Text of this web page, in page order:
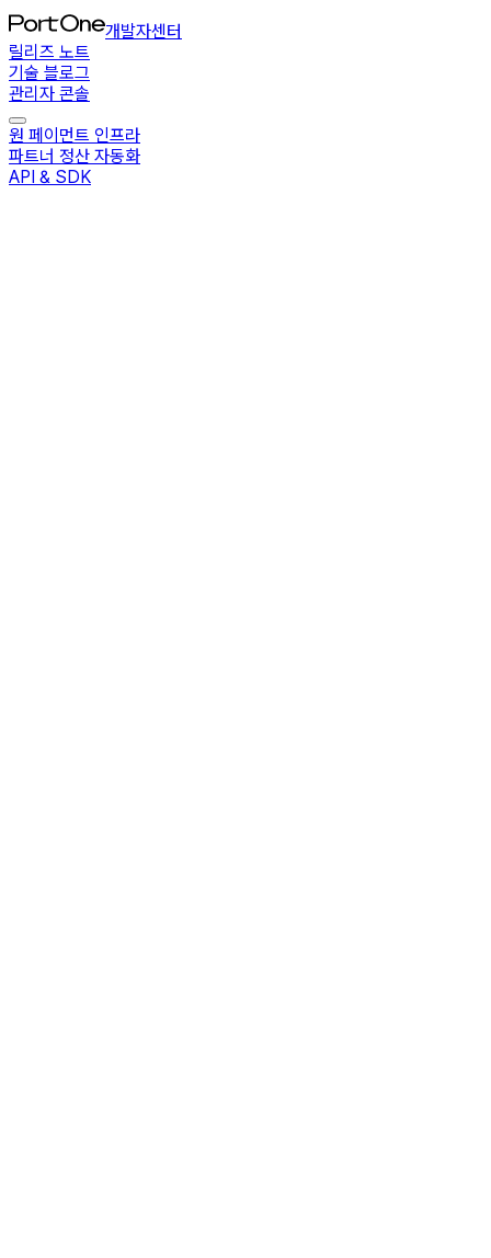
개발자센터
릴리즈 노트
기술 블로그
관리자 콘솔
원 페이먼트 인프라
파트너 정산 자동화
API & SDK